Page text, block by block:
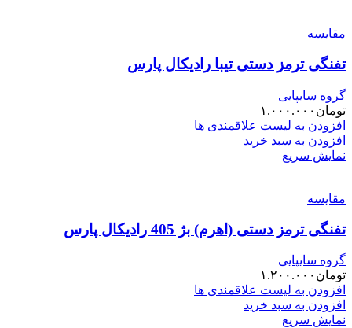
مقایسه
تفنگی ترمز دستی تیبا رادیکال پارس
گروه سایپایی
تومان ۱.۰۰۰.۰۰۰
افزودن به لیست علاقمندی ها
افزودن به سبد خرید
نمایش سریع
مقایسه
تفنگی ترمز دستی (اهرم) بژ 405 رادیکال پارس
گروه سایپایی
تومان ۱.۲۰۰.۰۰۰
افزودن به لیست علاقمندی ها
افزودن به سبد خرید
نمایش سریع